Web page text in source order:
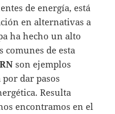
de energía, está
en alternativas a
ha hecho un alto
de esta
son ejemplos
dar pasos
Resulta
encontramos en el